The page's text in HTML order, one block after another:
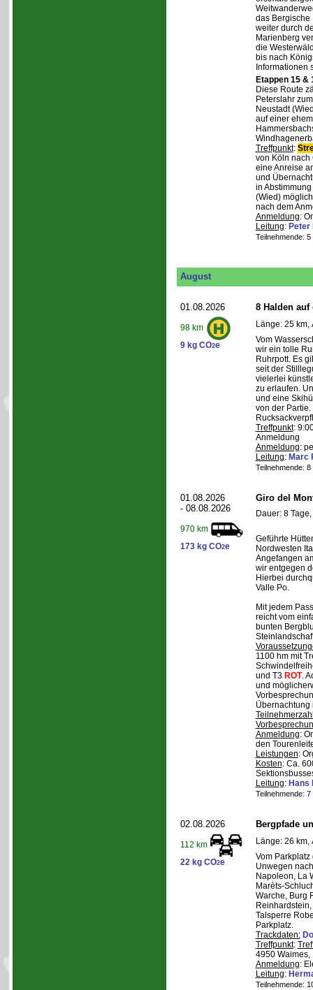
das Bergische
weiter durch
Marienberg
die
bis nach
Informationen
Etappen 15 &
Diese Route
Peterslahr
Neustadt
auf einer
Treffpunkt:
von Köln nach
eine Anreise
und
in
(Wied)
nach dem
Anmeldung:
Leitung: Peter
Teilnehmende:
August
01.08.2026
98 km
9 kg CO2e
8 Halden
Länge: 25 km,
Vom
wir ein tolle
Ruhrpott. Es
seit der
vielerlei
zu erlaufen.
und eine
von der Partie.
Treffpunkt:
Anmeldung
Anmeldung:
Leitung: Marc
Teilnehmende:
01.08.2026
- 08.08.2026
970 km
173 kg CO2e
Giro del
Dauer: 8
Geführte
Nordwesten
Angefangen
wir entgegen
Hierbei
Valle Po.
Mit jedem
reicht vom
bunten
1100 hm mit
und T3 ROT.
und
Übernachtung
Anmeldung:
den
Leistungen:
Kosten: Ca.
Leitung: Hans
Teilnehmende:
02.08.2026
112 km
22 kg CO2e
Bergpfade
Länge: 26 km,
Vom
Unwegen
Napoleon, La
Marèts-
Warche, Burg
Talsperre
Parkplatz.
Trackdaten:
Treffpunkt:
4950 Waimes,
Anmeldung:
Leitung:
Teilnehmende: